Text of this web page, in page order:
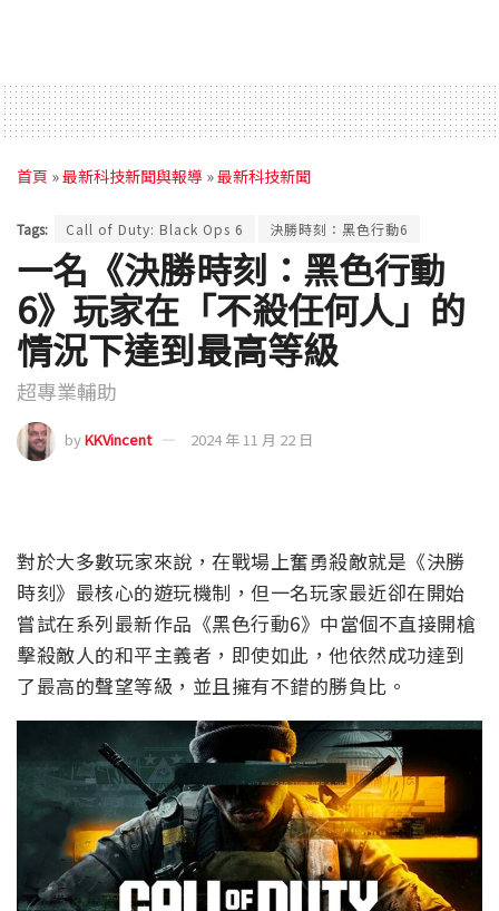
首頁 »最新科技新聞與報導 »最新科技新聞
Tags: Call of Duty: Black Ops 6 決勝時刻：黑色行動6
一名《決勝時刻：黑色行動
6》玩家在「不殺任何人」的
情況下達到最高等級
超專業輔助
byKKVincent 2024 年 11 月 22 日
對於大多數玩家來說，在戰場上奮勇殺敵就是《決勝
時刻》最核心的遊玩機制，但一名玩家最近卻在開始
嘗試在系列最新作品《黑色行動6》中當個不直接開槍
擊殺敵人的和平主義者，即使如此，他依然成功達到
了最高的聲望等級，並且擁有不錯的勝負比。